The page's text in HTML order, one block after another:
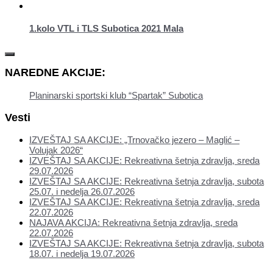
1.kolo VTL i TLS Subotica 2021 Mala
NAREDNE AKCIJE:
Planinarski sportski klub “Spartak” Subotica
Vesti
IZVEŠTAJ SA AKCIJE: „Trnovačko jezero – Maglić –
Volujak 2026“
IZVEŠTAJ SA AKCIJE: Rekreativna šetnja zdravlja, sreda
29.07.2026
IZVEŠTAJ SA AKCIJE: Rekreativna šetnja zdravlja, subota
25.07. i nedelja 26.07.2026
IZVEŠTAJ SA AKCIJE: Rekreativna šetnja zdravlja, sreda
22.07.2026
NAJAVA AKCIJA: Rekreativna šetnja zdravlja, sreda
22.07.2026
IZVEŠTAJ SA AKCIJE: Rekreativna šetnja zdravlja, subota
18.07. i nedelja 19.07.2026